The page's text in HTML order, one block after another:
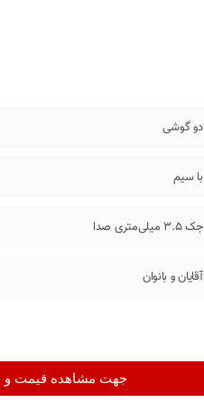
دو گوشی
با سیم
جک 3.5 میلی‌متری صدا
آقایان و بانوان
جهت مشاهده قیمت و